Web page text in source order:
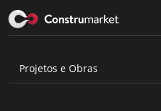
Projetos e Obras